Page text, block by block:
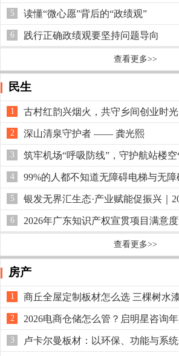
5 读懂“微心愿”背后的“政绩观”
6 践行正确政绩观要坚持问题导向
查看更多>>
民生
1 古村红韵兴烟火，共守乡间创业时光
2 深山清泉守护者 —— 龚光熙
3 筑牢机场“呼吸防线”，守护航站楼
4 99%的人都不知道无障碍电梯与无
什么？
5 银发无界汇生态·产业赋能促振兴｜
经济博览会，6月26-29日沈阳国际展览
6 2026年广东知识产权宣贯项目满意
查看更多>>
房产
1 商丘全屋定制板材怎么选 三棵树水
2 2026电商仓储怎么管？启明星咨询
3 卢卡尔曼板材：以环保、功能与系